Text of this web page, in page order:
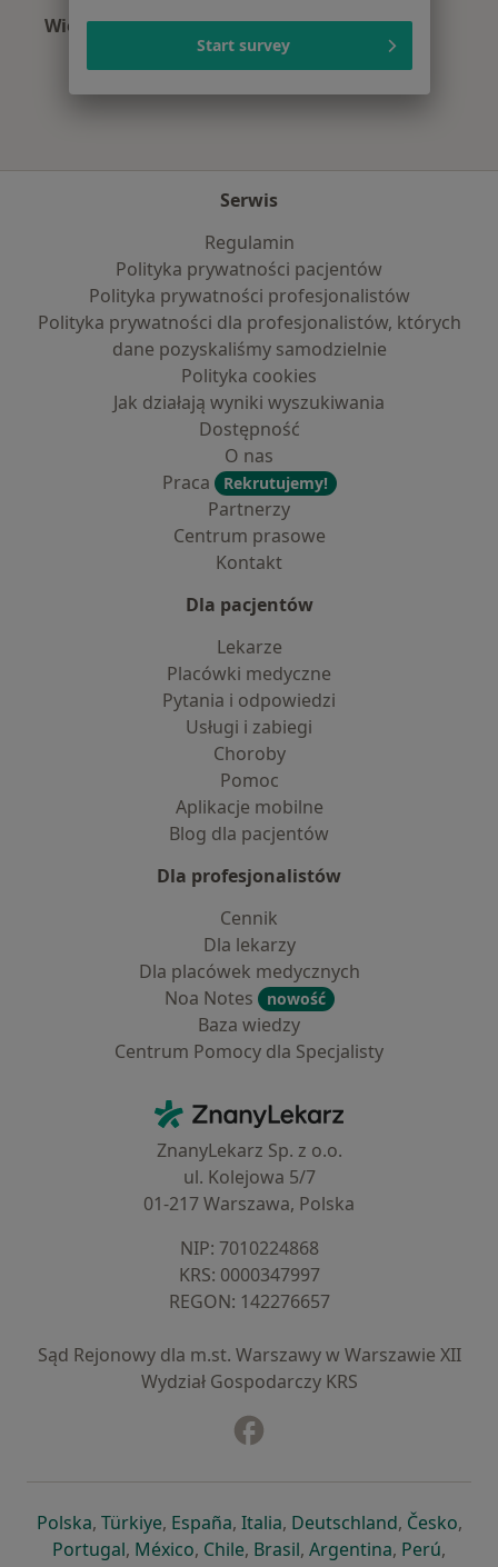
Więcej (14)
Więcej w kategorii: Najczęście leczone
Serwis
Regulamin
Polityka prywatności pacjentów
Polityka prywatności profesjonalistów
Polityka prywatności dla profesjonalistów, których
dane pozyskaliśmy samodzielnie
Polityka cookies
Jak działają wyniki wyszukiwania
Dostępność
O nas
Praca
Rekrutujemy!
Partnerzy
Centrum prasowe
Kontakt
Dla pacjentów
Lekarze
Placówki medyczne
Pytania i odpowiedzi
Usługi i zabiegi
Choroby
Pomoc
Aplikacje mobilne
Blog dla pacjentów
Dla profesjonalistów
Cennik
Dla lekarzy
Dla placówek medycznych
Noa Notes
nowość
Baza wiedzy
Centrum Pomocy dla Specjalisty
ZnanyLekarz - Strona główna
ZnanyLekarz Sp. z o.o.
ul. Kolejowa 5/7
01-217 Warszawa, Polska
NIP: ⁠7010224868
KRS: ⁠0000347997
REGON: ⁠142276657
Sąd Rejonowy dla m.st. Warszawy w Warszawie XII
Wydział Gospodarczy KRS
Polskaotwiera się w nowej karcie
, Türkiyeotwiera się w nowej karcie
, Españaotwiera się w nowej karcie
, Italiaotwiera się w nowej
, Deutschlandotwiera się
, Česko,
Portugalotwiera się w nowej karcie
, Méxicootwiera się w nowej karcie
, Chileotwiera się w nowej karcie
, Brasilotwiera się w nowej
, Argentinaotwiera się
, Perú,
Start survey